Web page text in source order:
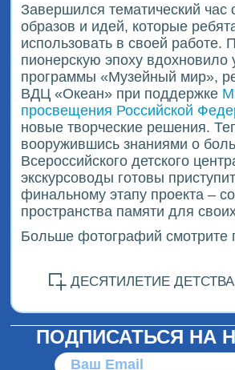
Завершился тематический час
образов и идей, которые
использовать в своей работе.
пионерскую эпоху вдохновило
программы «Музейный мир»,
ВДЦ «Океан» при поддержке
просвещения Российской
новые творческие решения.
вооружившись знаниями о
Всероссийского детского
экскурсоводы готовы
финальному этапу проекта –
пространства памяти для
Больше фотографий смотрите
ДЕСЯТИЛЕТИЕ ДЕТСТВА
ПОДПИСАТЬСЯ НА